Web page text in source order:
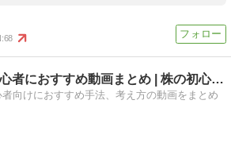
68
株・初心者におすすめ動画まとめ | 株の初心者向けにおすす…
向けにおすすめ手法、考え方の動画をまとめ